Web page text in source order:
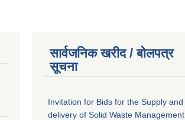
सार्वजनिक खरीद / बोलपत्र
सूचना
Invitation for Bids for the Supply and
delivery of Solid Waste Management